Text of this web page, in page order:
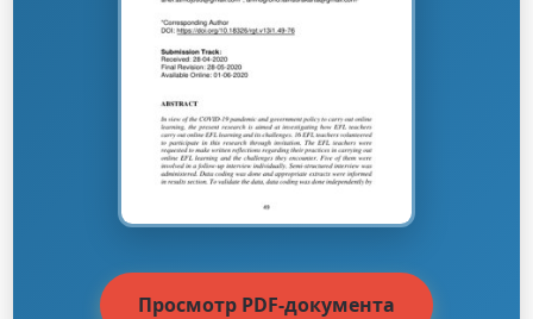
Просмотр PDF-документа